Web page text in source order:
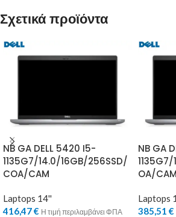
Σχετικά προϊόντα
NB GA DELL 5420 I5-
1135G7/14.0/16GB/256SSD/
COA/CAM
Laptops 14''
416,47€ Η τιμή περιλαμβάνει ΦΠΑ
NB GA
OA/CAM
Laptops
385,51 €